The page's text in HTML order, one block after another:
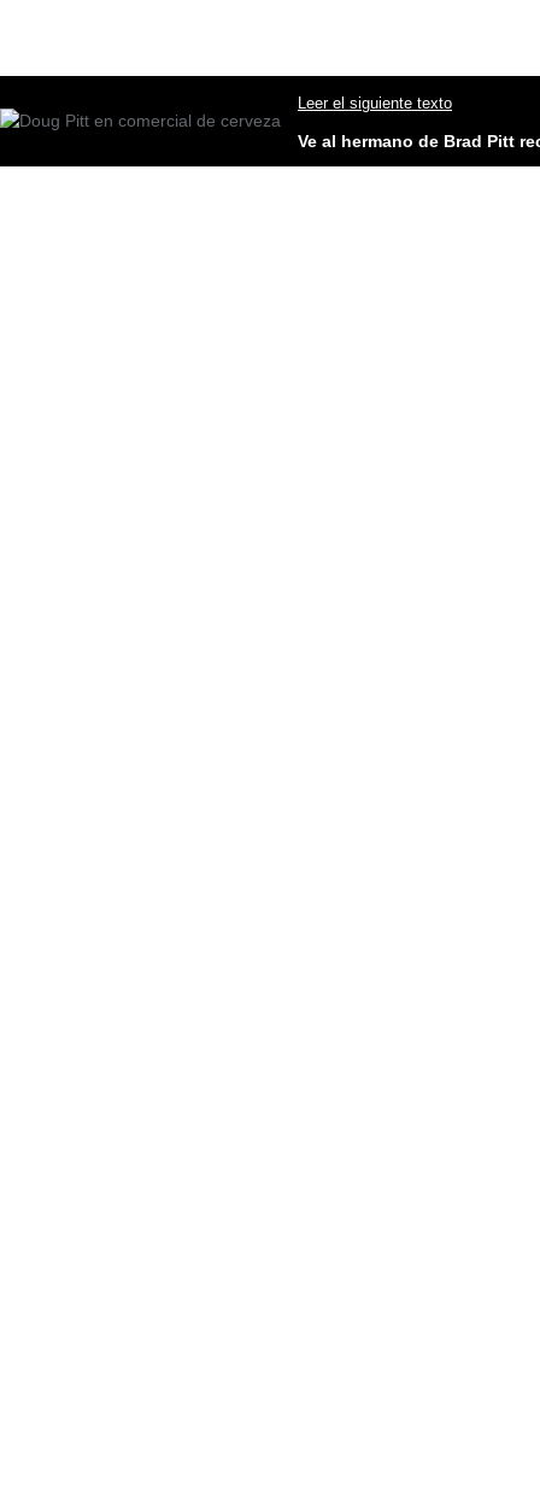
Leer el siguiente texto
Ve al hermano de Brad Pitt